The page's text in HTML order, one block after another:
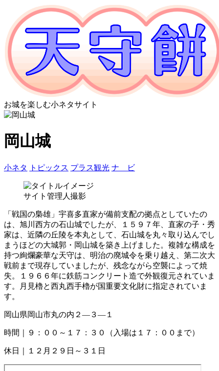
お城を楽しむ小ネタサイト
岡山城
小ネタ トピックス プラス観光 ナ ビ
サイト管理人撮影
「戦国の梟雄」宇喜多直家が備前支配の拠点としていたの
は、旭川西方の石山城でしたが、１５９７年、直家の子・秀
家は、近隣の丘陵を本丸として、石山城を丸々取り込んでし
まうほどの大城郭・岡山城を築き上げました。複雑な構成を
持つ絢爛豪華な天守は、明治の廃城令を乗り越え、第二次大
戦前まで現存していましたが、残念ながら空襲によって焼
失。１９６６年に鉄筋コンクリート造で外観復元されていま
す。月見櫓と西丸西手櫓が国重要文化財に指定されていま
す。
岡山県岡山市丸の内２―３―１
時間｜９：００～１７：３０（入場は１７：００まで）
休日｜１２月２９日～３１日